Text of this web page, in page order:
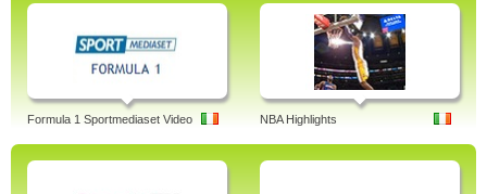
Formula 1 Sportmediaset Video NBA Highlights